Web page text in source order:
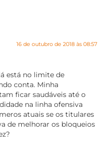
16 de outubro de 2018 às 08:57
está no limite de
conta. Minha
ficar saudáveis até o
na linha ofensiva
atuais se os titulares
de melhorar os bloqueios